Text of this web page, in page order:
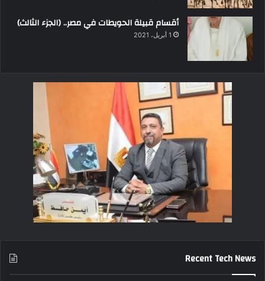
أقسام قبيلة الحويطات في مصر.. (الجزء الثالث)
1 أبريل، 2021
Recent Tech News